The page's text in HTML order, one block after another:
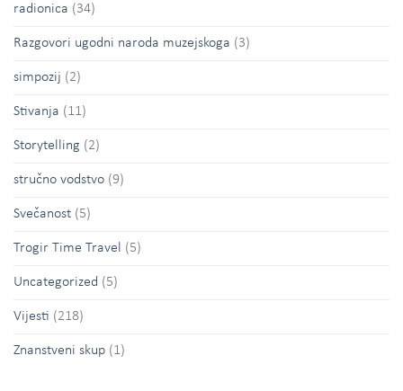
radionica (34)
Razgovori ugodni naroda muzejskoga (3)
simpozij (2)
Stivanja (11)
Storytelling (2)
stručno vodstvo (9)
Svečanost (5)
Trogir Time Travel (5)
Uncategorized (5)
Vijesti (218)
Znanstveni skup (1)